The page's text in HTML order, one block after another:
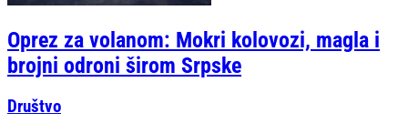
Oprez za volanom: Mokri kolovozi, magla i
brojni odroni širom Srpske
Društvo